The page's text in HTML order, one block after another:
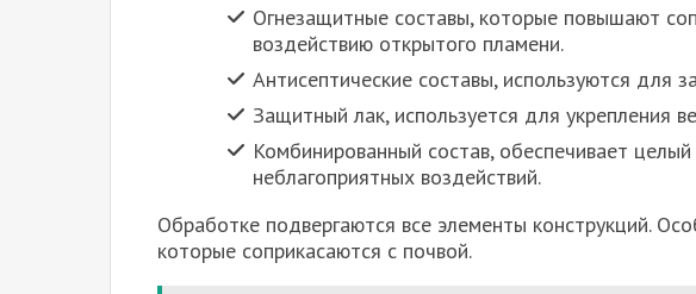
Огнезащитные составы, которые повышают
воздействию открытого пламени.
Антисептические составы, используются для
Защитный лак, используется для укрепления
Комбинированный состав, обеспечивает
неблагоприятных воздействий.
Обработке подвергаются все элементы конструкций.
которые соприкасаются с почвой.